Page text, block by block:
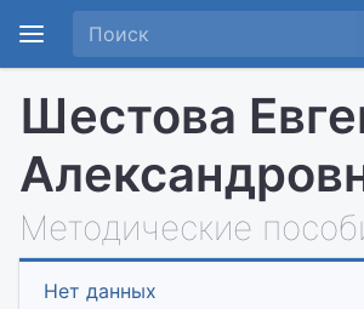
Шестова
Методические
Нет данных